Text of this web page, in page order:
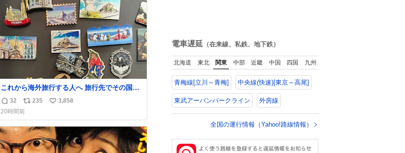
ト
数
数
これから海外旅行する人へ 旅行先でその国や
都市を象徴する マグネットを買って欲しい。
僕は交換留学してた1年間で20カ国回ったけ
ど、旅行先で必ずマグネットを買い、今は家
の冷蔵庫に貼ってる。 交換留学が終わって1
年経つけどそれぞれのマグネットを見る度に
旅の思い出が鮮明によみがえります。
返
信
数
32
リ
ポ
ス
ト
数
235
い
ね
数
3,858
20時間前
電車遅延 （在来線、私鉄、地下鉄）
北海道 東北 関東 中部 近畿 中国 四国 九州
青梅線[立川～青梅] 中央線(快速)[東京～高尾]
東武アーバンパークライン 外房線
全国の運行情報（Yahoo!路線情報）